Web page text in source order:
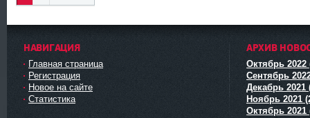
НАВИГАЦИЯ
Главная страница
Регистрация
Новое на сайте
Статистика
АРХИВ
Октябрь 2022
Сентябрь
Декабрь 2021
Ноябрь 2021
Октябрь 2021